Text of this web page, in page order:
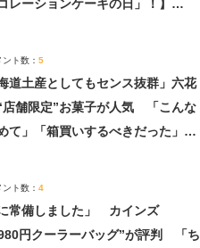
レーションケーキの日」！】
ント数： 5
海道土産としてもセンス抜群」六花
店舗限定”お菓子が人気 「こんな
て」「箱買いするべきだった」
ント数： 4
に常備しました」 カインズ
円クーラーバッグ”が評判 「ち